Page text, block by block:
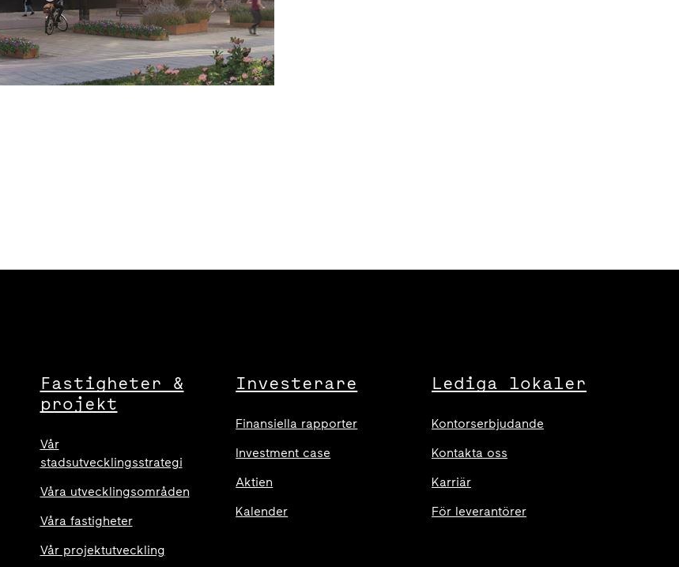
Fastigheter &
projekt
Vår
stadsutvecklingsstrategi
Våra utvecklingsområden
Våra fastigheter
Vår projektutveckling
Investerare
Finansiella rapporter
Investment case
Aktien
Kalender
Lediga lokaler
Kontorserbjudande
Kontakta oss
Karriär
För leverantörer